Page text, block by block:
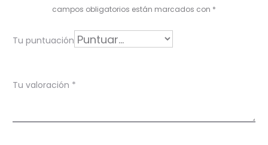
c
o
n
campos obligatorios están marcados con *
Tu puntuación
Tu valoración *